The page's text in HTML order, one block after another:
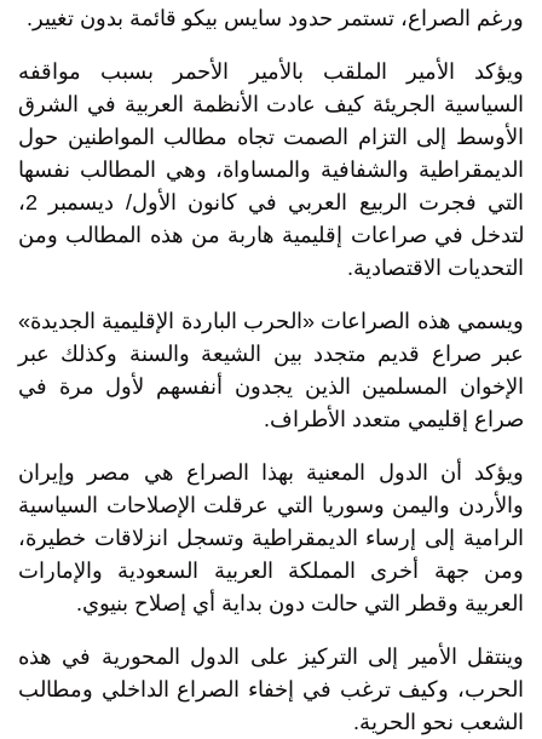
ورغم الصراع، تستمر حدود سايس بيكو قائمة بدون تغيير.
ويؤكد الأمير الملقب بالأمير الأحمر بسبب مواقفه
السياسية الجريئة كيف عادت الأنظمة العربية في الشرق
الأوسط إلى التزام الصمت تجاه مطالب المواطنين حول
الديمقراطية والشفافية والمساواة، وهي المطالب نفسها
التي فجرت الربيع العربي في كانون الأول/ ديسمبر 2،
لتدخل في صراعات إقليمية هاربة من هذه المطالب ومن
التحديات الاقتصادية.
ويسمي هذه الصراعات «الحرب الباردة الإقليمية الجديدة»
عبر صراع قديم متجدد بين الشيعة والسنة وكذلك عبر
الإخوان المسلمين الذين يجدون أنفسهم لأول مرة في
صراع إقليمي متعدد الأطراف.
ويؤكد أن الدول المعنية بهذا الصراع هي مصر وإيران
والأردن واليمن وسوريا التي عرقلت الإصلاحات السياسية
الرامية إلى إرساء الديمقراطية وتسجل انزلاقات خطيرة،
ومن جهة أخرى المملكة العربية السعودية والإمارات
العربية وقطر التي حالت دون بداية أي إصلاح بنيوي.
وينتقل الأمير إلى التركيز على الدول المحورية في هذه
الحرب، وكيف ترغب في إخفاء الصراع الداخلي ومطالب
الشعب نحو الحرية.